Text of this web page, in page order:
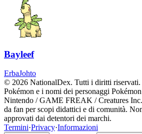
Bayleef
ErbaJohto
© 2026 NationalDex. Tutti i diritti riservati.
Pokémon e i nomi dei personaggi
Nintendo / GAME FREAK / Creatures
da fan per scopi didattici e di comunità.
approvati dai detentori dei marchi.
Termini·Privacy·Informazioni